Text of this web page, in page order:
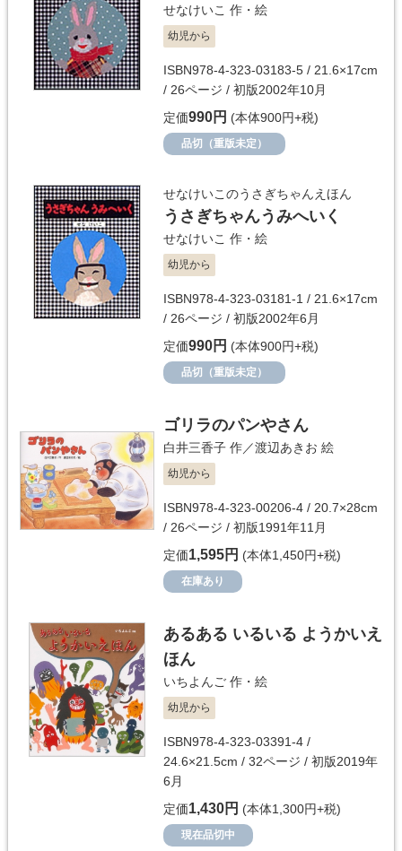
せなけいこ 作・絵
幼児から
ISBN978-4-323-03183-5 / 21.6×17cm
/ 26ページ / 初版2002年10月
定価990円 (本体900円+税)
品切（重版未定）
せなけいこのうさぎちゃんえほん
うさぎちゃんうみへいく
せなけいこ 作・絵
幼児から
ISBN978-4-323-03181-1 / 21.6×17cm
/ 26ページ / 初版2002年6月
定価990円 (本体900円+税)
品切（重版未定）
ゴリラのパンやさん
白井三香子 作／渡辺あきお 絵
幼児から
ISBN978-4-323-00206-4 / 20.7×28cm
/ 26ページ / 初版1991年11月
定価1,595円 (本体1,450円+税)
在庫あり
あるある いるいる ようかいえ
ほん
いちよんご 作・絵
幼児から
ISBN978-4-323-03391-4 /
24.6×21.5cm / 32ページ / 初版2019年
6月
定価1,430円 (本体1,300円+税)
現在品切中